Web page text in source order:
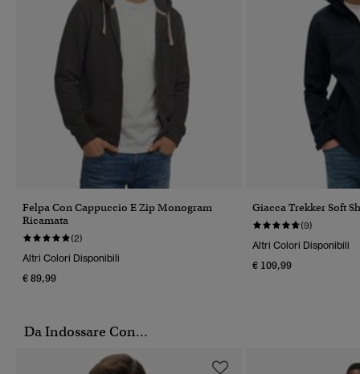
Felpa Con Cappuccio E Zip Monogram
Ricamata
(2)
Altri Colori Disponibili
€ 89,99
Giacca Trekker Soft
(9)
Altri Colori Disponibili
€ 109,99
Da Indossare Con...